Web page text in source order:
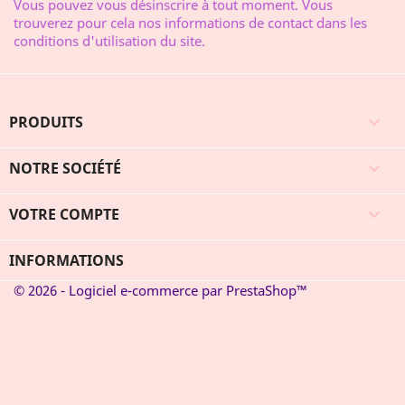
Vous pouvez vous désinscrire à tout moment. Vous
trouverez pour cela nos informations de contact dans les
conditions d'utilisation du site.
PRODUITS 
NOTRE SOCIÉTÉ 
VOTRE COMPTE 
INFORMATIONS
© 2026 - Logiciel e-commerce par PrestaShop™